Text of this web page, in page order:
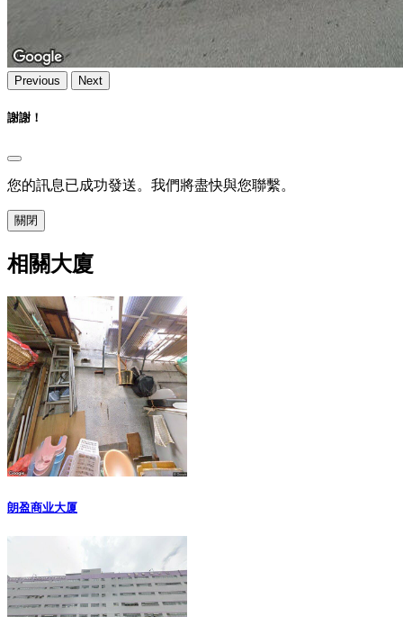
Previous Next
謝謝！
您的訊息已成功發送。我們將盡快與您聯繫。
關閉
相關大廈
朗盈商业大厦